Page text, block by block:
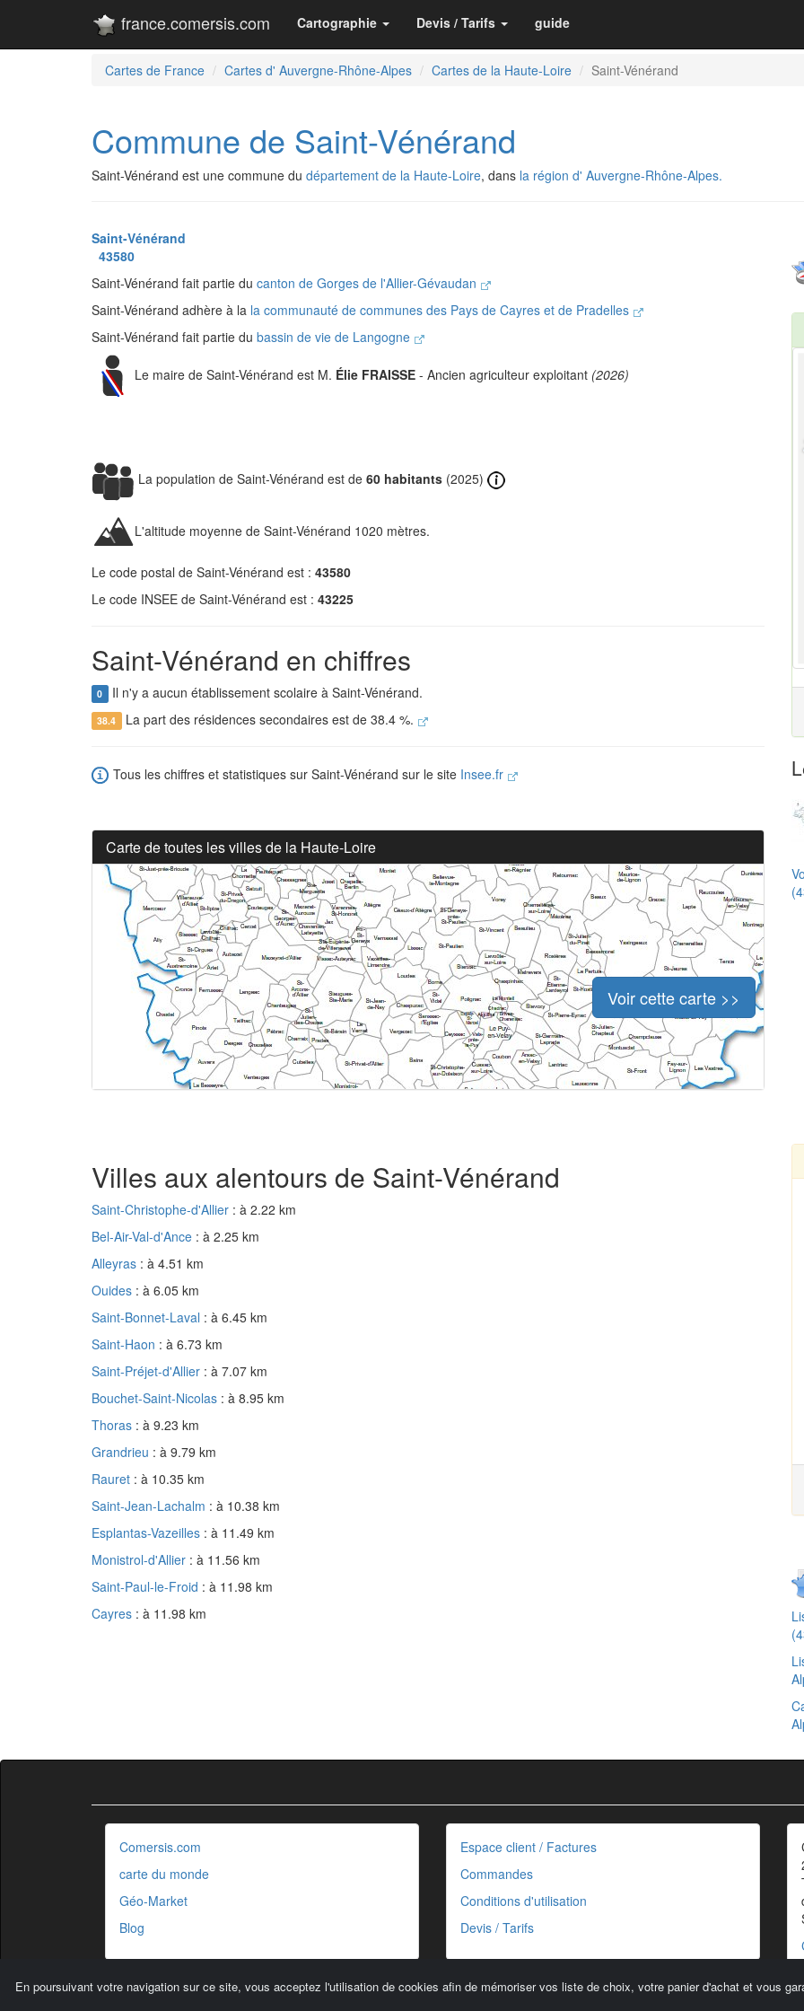
france.comersis.com Cartographie Devis / Tarifs guide
Cartes de France Cartes d' Auvergne-Rhône-Alpes Cartes de la Haute-Loire Saint-Vénérand
Commune de Saint-Vénérand
Saint-Vénérand est une commune du département de la Haute-Loire, dans la région d' Auvergne-Rhône-Alpes.
Saint-Vénérand
43580
Saint-Vénérand fait partie du canton de Gorges de l'Allier-Gévaudan
Saint-Vénérand adhère à la la communauté de communes des Pays de Cayres et de Pradelles
Saint-Vénérand fait partie du bassin de vie de Langogne
Le maire de Saint-Vénérand est M. Élie FRAISSE - Ancien agriculteur exploitant (2026)
La population de Saint-Vénérand est de 60 habitants (2025)
L'altitude moyenne de Saint-Vénérand 1020 mètres.
Le code postal de Saint-Vénérand est : 43580
Le code INSEE de Saint-Vénérand est : 43225
Saint-Vénérand en chiffres
0 Il n'y a aucun établissement scolaire à Saint-Vénérand.
38.4 La part des résidences secondaires est de 38.4 %.
Tous les chiffres et statistiques sur Saint-Vénérand sur le site Insee.fr
Carte de toutes les villes de la Haute-Loire
Voir cette carte >>
Villes aux alentours de Saint-Vénérand
Saint-Christophe-d'Allier : à 2.22 km
Bel-Air-Val-d'Ance : à 2.25 km
Alleyras : à 4.51 km
Ouides : à 6.05 km
Saint-Bonnet-Laval : à 6.45 km
Saint-Haon : à 6.73 km
Saint-Préjet-d'Allier : à 7.07 km
Bouchet-Saint-Nicolas : à 8.95 km
Thoras : à 9.23 km
Grandrieu : à 9.79 km
Rauret : à 10.35 km
Saint-Jean-Lachalm : à 10.38 km
Esplantas-Vazeilles : à 11.49 km
Monistrol-d'Allier : à 11.56 km
Saint-Paul-le-Froid : à 11.98 km
Cayres : à 11.98 km
En poursuivant votre navigation sur ce site, vous acceptez l'utilisation de cookies afin de mémoriser vos liste de choix, votre panier d'achat et vous
Comersis.com
carte du monde
Géo-Market
Blog
Espace client / Factures
Commandes
Conditions d'utilisation
Devis / Tarifs